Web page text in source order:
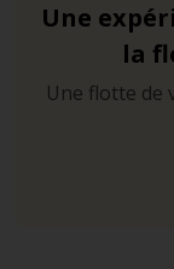
Une
la
Une flotte de